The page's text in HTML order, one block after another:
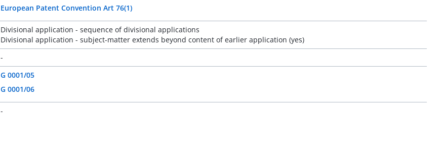
European Patent Convention Art 76(1)
Divisional application - sequence of divisional applications
Divisional application - subject-matter extends beyond content of earlier application (yes)
-
G 0001/05
G 0001/06
-